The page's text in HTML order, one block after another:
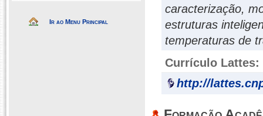
Ir ao Menu Principal
caracterização,
estruturas
temperaturas de
Currículo Lattes:
http://